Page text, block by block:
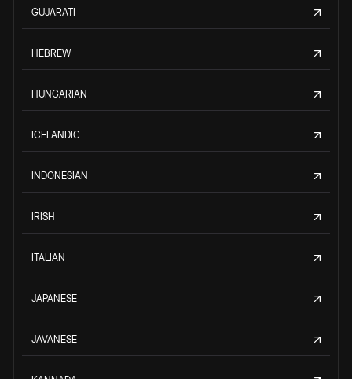
GUJARATI
HEBREW
HUNGARIAN
ICELANDIC
INDONESIAN
IRISH
ITALIAN
JAPANESE
JAVANESE